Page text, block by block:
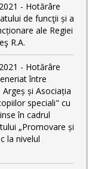
- Hotărâre
de funcţii și a
ale Regiei
R.A.
- Hotărâre
între
Argeș și Asociația
speciali" cu
în cadrul
„Promovare și
la nivelul